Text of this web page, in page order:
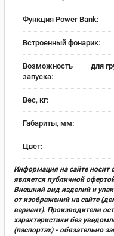
Функция Power Bank:
Встроенный фонарик:
Возможность
запуска:
для
Вес, кг:
Габариты, мм:
Цвет:
Информация на сайте носит
является публичной
Внешний вид изделий и
от изображений на сайте
вариант). Производители
характеристики без
(паспортах) - обязательно